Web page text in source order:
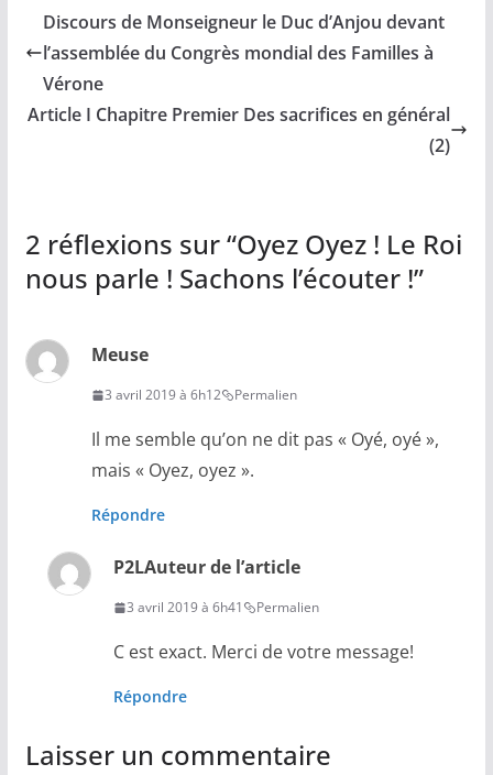
Discours de Monseigneur le Duc d’Anjou devant
l’assemblée du Congrès mondial des Familles à
Vérone
Article I Chapitre Premier Des sacrifices en général
(2)
2 réflexions sur “Oyez Oyez ! Le Roi
nous parle ! Sachons l’écouter !”
Meuse
3 avril 2019 à 6h12 Permalien
Il me semble qu’on ne dit pas « Oyé, oyé »,
mais « Oyez, oyez ».
Répondre
P2LAuteur de l’article
3 avril 2019 à 6h41 Permalien
C est exact. Merci de votre message!
Répondre
Laisser un commentaire